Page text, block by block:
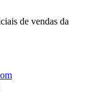
de vendas da